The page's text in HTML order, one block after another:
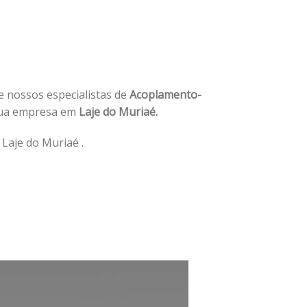
nossos especialistas de Acoplamento-
empresa em Laje do Muriaé.
do Muriaé .